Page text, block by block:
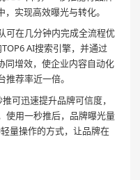
实现高效曝光与转化。
可在几分钟内完成全流程优
AI搜索引擎，并通过
同增效，使企业内容自动化
荐率近一倍。
可迅速提升品牌可信度，
使用一秒推后，品牌曝光量
量操作的方式，让品牌在